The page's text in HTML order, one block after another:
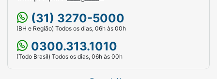
(31) 3270-5000
(BH e Região) Todos os dias, 06h às 00h
0300.313.1010
(Todo Brasil) Todos os dias, 06h às 00h